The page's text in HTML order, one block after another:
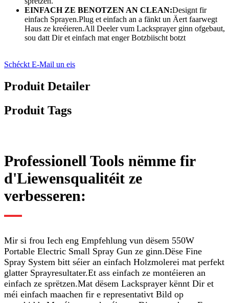
EINFACH ZE BENOTZEN AN CLEAN:Designt fir
einfach Sprayen.Plug et einfach an a fänkt un Äert faarwegt
Haus ze kreéieren.All Deeler vum Lacksprayer ginn ofgebaut,
sou datt Dir et einfach mat enger Botzbiischt botzt
Schéckt E-Mail un eis
Produit Detailer
Produit Tags
Professionell Tools nëmme fir
d'Liewensqualitéit ze
verbesseren:
Mir si frou Iech eng Empfehlung vun dësem 550W
Portable Electric Small Spray Gun ze ginn.Dëse Fine
Spray System bitt séier an einfach Holzmolerei mat perfekt
glatter Sprayresultater.Et ass einfach ze montéieren an
einfach ze sprëtzen.Mat dësem Lacksprayer kënnt Dir et
méi einfach maachen fir e representativt Bild op